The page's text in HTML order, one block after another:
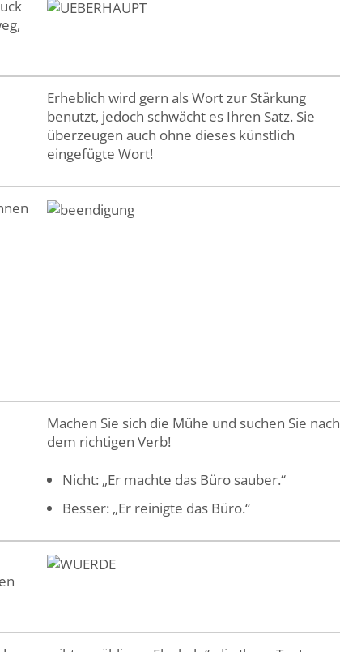
Erheblich wird gern als Wort zur Stärkung
benutzt, jedoch schwächt es Ihren Satz. Sie
überzeugen auch ohne dieses künstlich
eingefügte Wort!
Machen Sie sich die Mühe und suchen Sie nach
dem richtigen Verb!
Nicht: „Er machte das Büro sauber.“
Besser: „Er reinigte das Büro.“